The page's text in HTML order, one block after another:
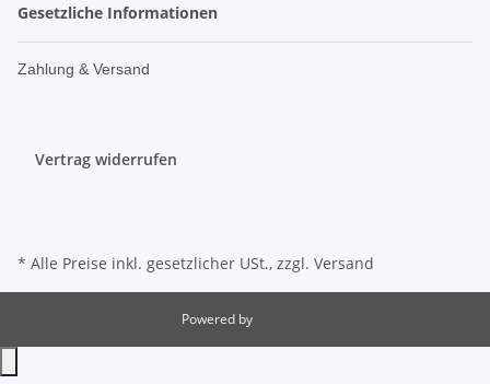
Gesetzliche Informationen
Zahlung & Versand
Vertrag widerrufen
* Alle Preise inkl. gesetzlicher USt., zzgl. Versand
Powered by